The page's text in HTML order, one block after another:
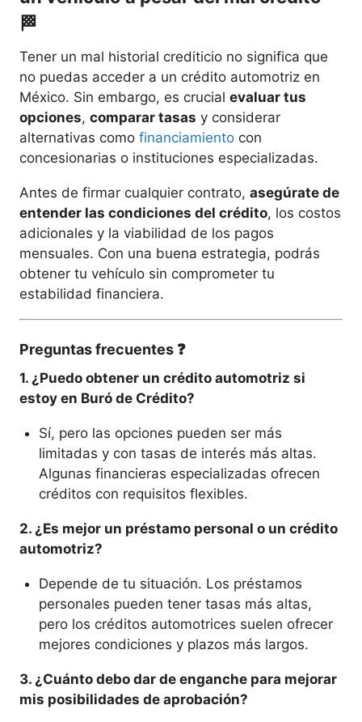
🏁
Tener un mal historial crediticio no significa que
no puedas acceder a un crédito automotriz en
México. Sin embargo, es crucial evaluar tus
opciones, comparar tasas y considerar
alternativas como financiamiento con
concesionarias o instituciones especializadas.
Antes de firmar cualquier contrato, asegúrate de
entender las condiciones del crédito, los costos
adicionales y la viabilidad de los pagos
mensuales. Con una buena estrategia, podrás
obtener tu vehículo sin comprometer tu
estabilidad financiera.
Preguntas frecuentes ❓
1. ¿Puedo obtener un crédito automotriz si
estoy en Buró de Crédito?
Sí, pero las opciones pueden ser más
limitadas y con tasas de interés más altas.
Algunas financieras especializadas ofrecen
créditos con requisitos flexibles.
2. ¿Es mejor un préstamo personal o un crédito
automotriz?
Depende de tu situación. Los préstamos
personales pueden tener tasas más altas,
pero los créditos automotrices suelen ofrecer
mejores condiciones y plazos más largos.
3. ¿Cuánto debo dar de enganche para mejorar
mis posibilidades de aprobación?